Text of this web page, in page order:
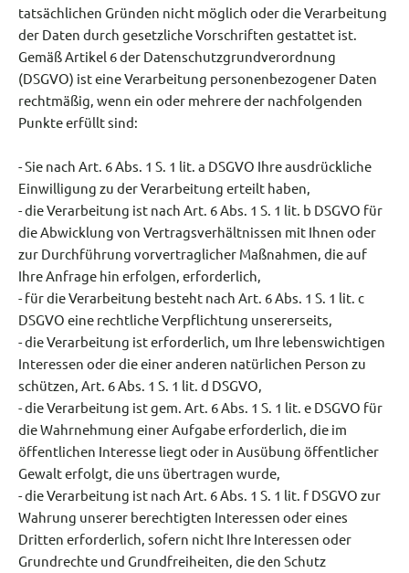
tatsächlichen Gründen nicht möglich oder die Verarbeitung
der Daten durch gesetzliche Vorschriften gestattet ist.
Gemäß Artikel 6 der Datenschutzgrundverordnung
(DSGVO) ist eine Verarbeitung personenbezogener Daten
rechtmäßig, wenn ein oder mehrere der nachfolgenden
Punkte erfüllt sind:
- Sie nach Art. 6 Abs. 1 S. 1 lit. a DSGVO Ihre ausdrückliche
Einwilligung zu der Verarbeitung erteilt haben,
- die Verarbeitung ist nach Art. 6 Abs. 1 S. 1 lit. b DSGVO für
die Abwicklung von Vertragsverhältnissen mit Ihnen oder
zur Durchführung vorvertraglicher Maßnahmen, die auf
Ihre Anfrage hin erfolgen, erforderlich,
- für die Verarbeitung besteht nach Art. 6 Abs. 1 S. 1 lit. c
DSGVO eine rechtliche Verpflichtung unsererseits,
- die Verarbeitung ist erforderlich, um Ihre lebenswichtigen
Interessen oder die einer anderen natürlichen Person zu
schützen, Art. 6 Abs. 1 S. 1 lit. d DSGVO,
- die Verarbeitung ist gem. Art. 6 Abs. 1 S. 1 lit. e DSGVO für
die Wahrnehmung einer Aufgabe erforderlich, die im
öffentlichen Interesse liegt oder in Ausübung öffentlicher
Gewalt erfolgt, die uns übertragen wurde,
- die Verarbeitung ist nach Art. 6 Abs. 1 S. 1 lit. f DSGVO zur
Wahrung unserer berechtigten Interessen oder eines
Dritten erforderlich, sofern nicht Ihre Interessen oder
Grundrechte und Grundfreiheiten, die den Schutz